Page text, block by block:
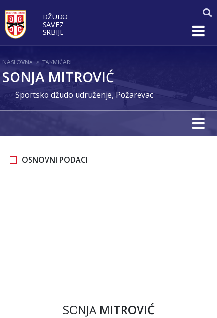
DŽUDO
SAVEZ
SRBIJE
NASLOVNA > TAKMIČARI
SONJA MITROVIĆ
Sportsko džudo udruženje, Požarevac
OSNOVNI PODACI
SONJA MITROVIĆ